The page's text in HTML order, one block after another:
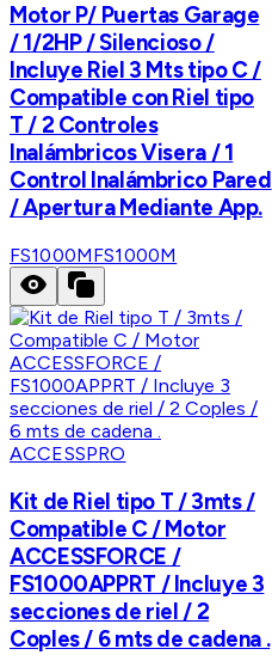
Motor P/ Puertas Garage
/ 1/2HP / Silencioso /
Incluye Riel 3 Mts tipo C /
Compatible con Riel tipo
T / 2 Controles
Inalámbricos Visera / 1
Control Inalámbrico Pared
/ Apertura Mediante App.
FS1000MFS1000M
ACCESSPRO
Kit de Riel tipo T / 3mts /
Compatible C / Motor
ACCESSFORCE /
FS1000APPRT / Incluye 3
secciones de riel / 2
Coples / 6 mts de cadena .